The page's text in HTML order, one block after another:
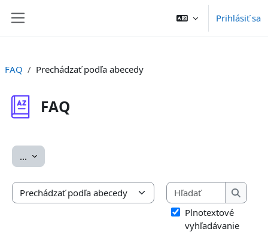
Prihlásiť sa
FAQ Prechádzať podľa abecedy
FAQ
... Exportovať položky
Prechádzať slovník s použitím tohto registra
Hľadať
Hľadať
Plnotextové
vyhľadávanie